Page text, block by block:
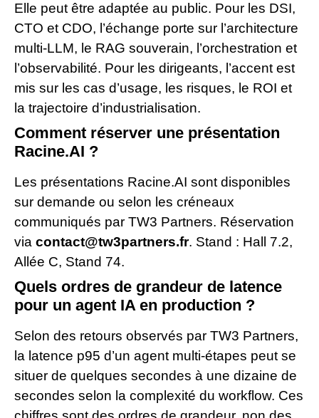
Elle peut être adaptée au public. Pour les DSI,
CTO et CDO, l’échange porte sur l’architecture
multi-LLM, le RAG souverain, l’orchestration et
l’observabilité. Pour les dirigeants, l’accent est
mis sur les cas d’usage, les risques, le ROI et
la trajectoire d’industrialisation.
Comment réserver une présentation
Racine.AI ?
Les présentations Racine.AI sont disponibles
sur demande ou selon les créneaux
communiqués par TW3 Partners. Réservation
via contact@tw3partners.fr. Stand : Hall 7.2,
Allée C, Stand 74.
Quels ordres de grandeur de latence
pour un agent IA en production ?
Selon des retours observés par TW3 Partners,
la latence p95 d’un agent multi-étapes peut se
situer de quelques secondes à une dizaine de
secondes selon la complexité du workflow. Ces